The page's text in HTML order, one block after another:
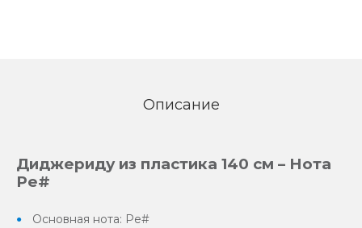
Описание
Диджериду из пластика 140 см – Нота
Ре#
Основная нота: Ре#